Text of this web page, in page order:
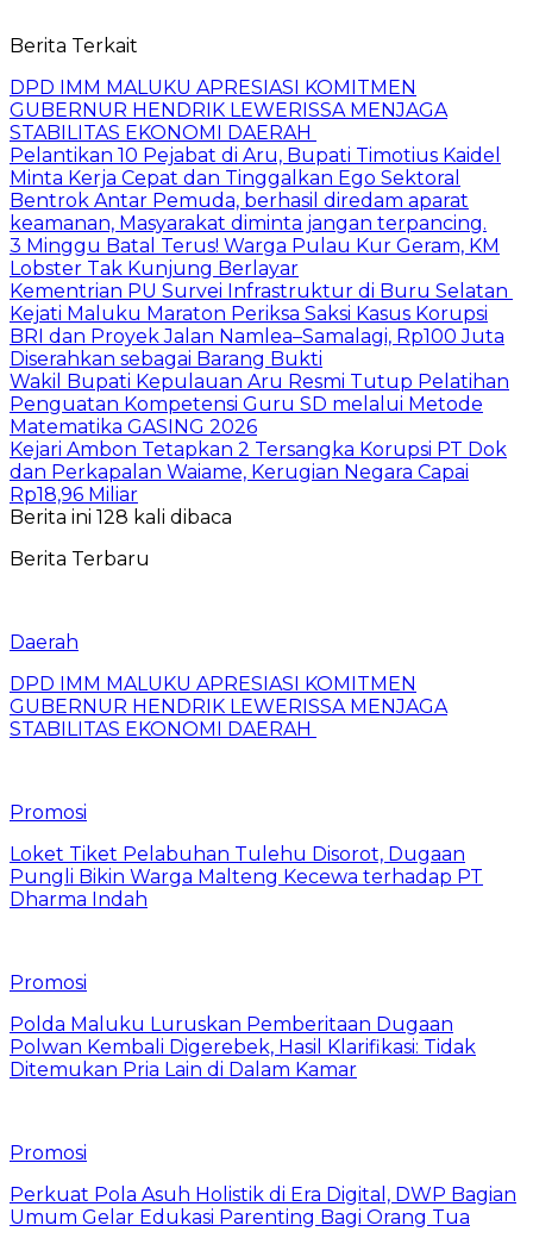
Berita Terkait
DPD IMM MALUKU APRESIASI KOMITMEN
GUBERNUR HENDRIK LEWERISSA MENJAGA
STABILITAS EKONOMI DAERAH
Pelantikan 10 Pejabat di Aru, Bupati Timotius Kaidel
Minta Kerja Cepat dan Tinggalkan Ego Sektoral
Bentrok Antar Pemuda, berhasil diredam aparat
keamanan, Masyarakat diminta jangan terpancing.
3 Minggu Batal Terus! Warga Pulau Kur Geram, KM
Lobster Tak Kunjung Berlayar
Kementrian PU Survei Infrastruktur di Buru Selatan
Kejati Maluku Maraton Periksa Saksi Kasus Korupsi
BRI dan Proyek Jalan Namlea–Samalagi, Rp100 Juta
Diserahkan sebagai Barang Bukti
Wakil Bupati Kepulauan Aru Resmi Tutup Pelatihan
Penguatan Kompetensi Guru SD melalui Metode
Matematika GASING 2026
Kejari Ambon Tetapkan 2 Tersangka Korupsi PT Dok
dan Perkapalan Waiame, Kerugian Negara Capai
Rp18,96 Miliar
Berita ini 128 kali dibaca
Berita Terbaru
Daerah
DPD IMM MALUKU APRESIASI KOMITMEN
GUBERNUR HENDRIK LEWERISSA MENJAGA
STABILITAS EKONOMI DAERAH
Promosi
Loket Tiket Pelabuhan Tulehu Disorot, Dugaan
Pungli Bikin Warga Malteng Kecewa terhadap PT
Dharma Indah
Promosi
Polda Maluku Luruskan Pemberitaan Dugaan
Polwan Kembali Digerebek, Hasil Klarifikasi: Tidak
Ditemukan Pria Lain di Dalam Kamar
Promosi
Perkuat Pola Asuh Holistik di Era Digital, DWP Bagian
Umum Gelar Edukasi Parenting Bagi Orang Tua